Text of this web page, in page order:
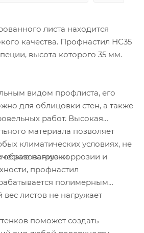
листа находится
качества. Профнастил НС35
высота которого 35 мм.
видом профлиста, его
для облицовки стен, а также
работ. Высокая
материала позволяет
климатических условиях, не
нагрузки.
образованию коррозии и
профнастил
полимерным
листов не нагружает
поможет создать